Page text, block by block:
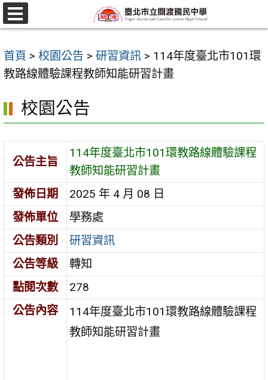
跳
至
要
內
區
選
單
首頁 > 校園公告 > 研習資訊 > 114年度臺北市101環
教路線體驗課程教師知能研習計畫
校園公告
公告主旨
114年度臺北市101環教路線體驗課程
教師知能研習計畫
發佈日期
2025 年 4 月 08 日
發佈單位
學務處
公告類別
研習資訊
公告等級
轉知
點閱次數
278
公告內容
114年度臺北市101環教路線體驗課程
教師知能研習計畫